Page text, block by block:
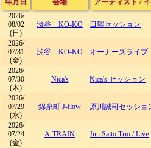
年月日 会場 アーティスト /
2026/
08/02
(日)
渋谷 KO-KO 日曜セッション
2026/
07/31
(金)
渋谷 KO-KO オーナーズライブ
2026/
07/30
(木)
Nica's Nica's セッション
2026/
07/29
(水)
錦糸町 J-flow 原川誠司セッショ
2026/
07/24
(金)
A-TRAIN Jun Saito Trio /Live